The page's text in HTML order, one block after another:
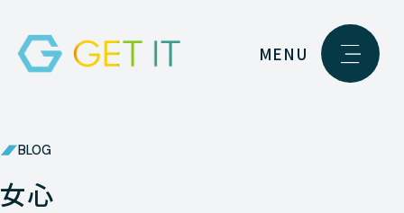
MENU
BLOG
女心